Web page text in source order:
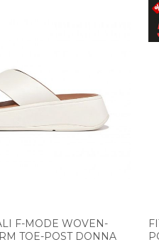
F-MODE WOVEN-
TOE-POST DONNA